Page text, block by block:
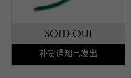
SOLD OUT
补货通知已发出